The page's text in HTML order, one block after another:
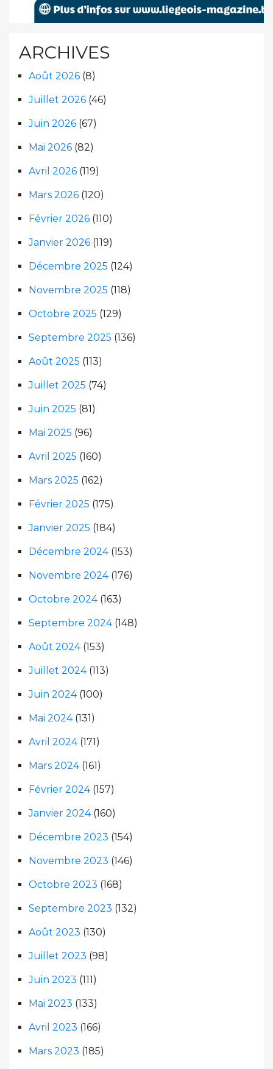
ARCHIVES
Août 2026 (8)
Juillet 2026 (46)
Juin 2026 (67)
Mai 2026 (82)
Avril 2026 (119)
Mars 2026 (120)
Février 2026 (110)
Janvier 2026 (119)
Décembre 2025 (124)
Novembre 2025 (118)
Octobre 2025 (129)
Septembre 2025 (136)
Août 2025 (113)
Juillet 2025 (74)
Juin 2025 (81)
Mai 2025 (96)
Avril 2025 (160)
Mars 2025 (162)
Février 2025 (175)
Janvier 2025 (184)
Décembre 2024(153)
Novembre 2024(176)
Octobre 2024(163)
Septembre 2024(148)
Août 2024(153)
Juillet 2024(113)
Juin 2024(100)
Mai 2024(131)
Avril 2024(171)
Mars 2024(161)
Février 2024(157)
Janvier 2024(160)
Décembre 2023 (154)
Novembre 2023 (146)
Octobre 2023 (168)
Septembre 2023 (132)
Août 2023 (130)
Juillet 2023 (98)
Juin 2023 (111)
Mai 2023 (133)
Avril 2023 (166)
Mars 2023 (185)